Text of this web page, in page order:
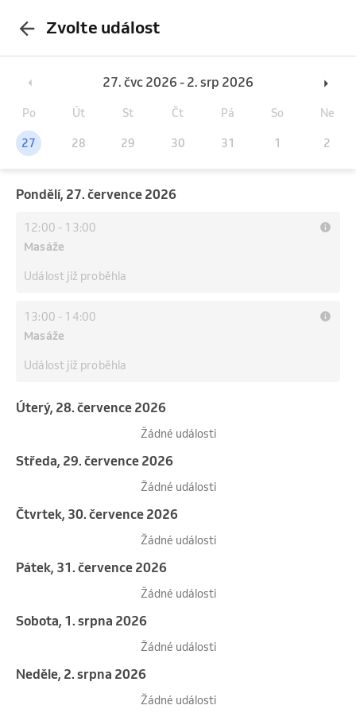
Zvolte událost
27. čvc 2026 - 2. srp 2026
Po Út St Čt Pá So Ne
27 28 29 30 31 1 2
pondělí, 27. července 2026
12:00 - 13:00
Masáže
Událost již proběhla
13:00 - 14:00
Masáže
Událost již proběhla
úterý, 28. července 2026
Žádné události
středa, 29. července 2026
Žádné události
čtvrtek, 30. července 2026
Žádné události
pátek, 31. července 2026
Žádné události
sobota, 1. srpna 2026
Žádné události
neděle, 2. srpna 2026
Žádné události